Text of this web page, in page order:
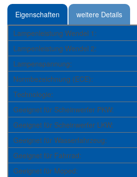
Eigenschaften
weitere Details
Lampenleistung Wendel 1:
Lampenleistung Wendel 2:
Lampenspannung:
Normbezeichnung (ECE):
Technologie:
Geeignet für Scheinwerfer PKW:
Geeignet für Scheinwerfer LKW:
Geeignet für Wasserfahrzeug:
Geeignet für Fahrrad:
Geeignet für Moped: